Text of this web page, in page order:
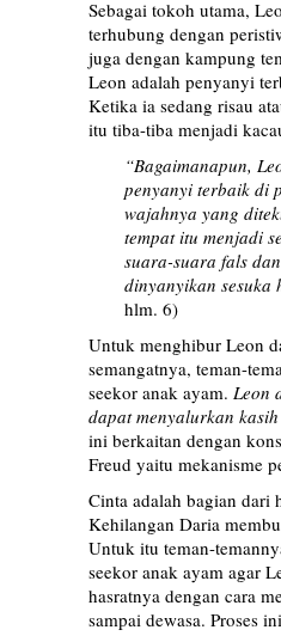
Sebagai tokoh utama,
terhubung dengan
juga dengan kampung
Leon adalah penyanyi
Ketika ia sedang risau
itu tiba-tiba menjadi
“Bagaimanapun,
penyanyi terbaik di
wajahnya yang
tempat itu menjadi
suara-suara fals
dinyanyikan sesuka
hlm. 6)
Untuk menghibur Leon
semangatnya, teman-
seekor anak ayam. Leon
dapat menyalurkan
ini berkaitan dengan
Freud yaitu mekanisme
Cinta adalah bagian dari
Kehilangan Daria
Untuk itu teman-
seekor anak ayam agar
hasratnya dengan cara
sampai dewasa. Proses